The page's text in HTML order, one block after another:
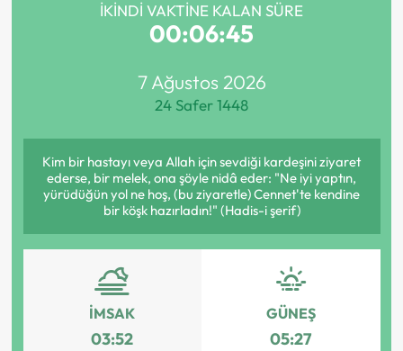
İKINDI VAKTINE KALAN SÜRE
00:06:45
7 Ağustos 2026
24 Safer 1448
Kim bir hastayı veya Allah için sevdiği kardeşini ziyaret
ederse, bir melek, ona şöyle nidâ eder: "Ne iyi yaptın,
yürüdüğün yol ne hoş, (bu ziyaretle) Cennet'te kendine
bir köşk hazırladın!" (Hadis-i şerif)
İMSAK
03:52
GÜNEŞ
05:27